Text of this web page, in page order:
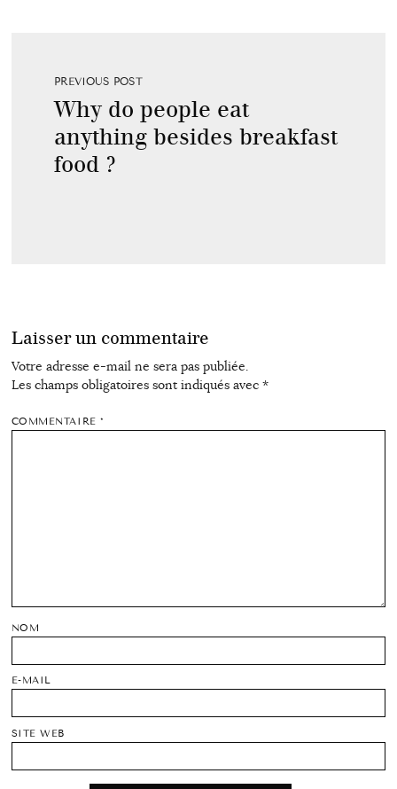
PREVIOUS POST
Why do people eat
anything besides breakfast
food ?
Laisser un commentaire
Votre adresse e-mail ne sera pas publiée.
Les champs obligatoires sont indiqués avec *
COMMENTAIRE*
NOM
E-MAIL
SITE WEB